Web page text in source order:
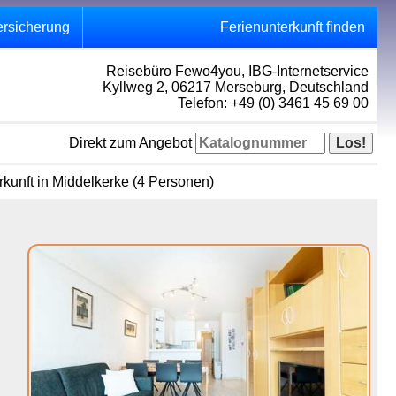
Ferienunterkunft finden
Reisebüro Fewo4you, IBG-Internetservice
Kyllweg 2, 06217 Merseburg, Deutschland
Telefon: +49 (0) 3461 45 69 00
Direkt zum Angebot
in Middelkerke (4 Personen)